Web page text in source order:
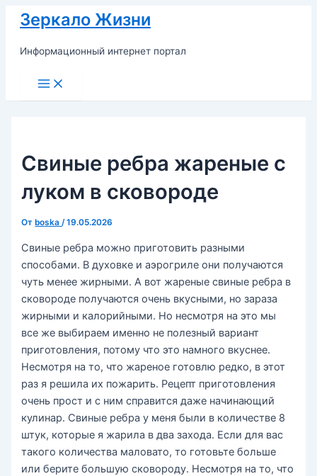
Перейти
содержимому
Зеркало Жизни
Информационный интернет портал
Main
Menu
Свиные ребра жареные с
луком в сковороде
От boska/19.05.2026
Свиные ребра можно приготовить разными
способами. В духовке и аэрогриле они получаются
чуть менее жирными. А вот жареные свиные ребра в
сковороде получаются очень вкусными, но зараза
жирными и калорийными. Но несмотря на это мы
все же выбираем именно не полезный вариант
приготовления, потому что это намного вкуснее.
Несмотря на то, что жареное готовлю редко, в этот
раз я решила их пожарить. Рецепт приготовления
очень прост и с ним справится даже начинающий
кулинар. Свиные ребра у меня были в количестве 8
штук, которые я жарила в два захода. Если для вас
такого количества маловато, то готовьте больше
или берите большую сковороду. Несмотря на то, что